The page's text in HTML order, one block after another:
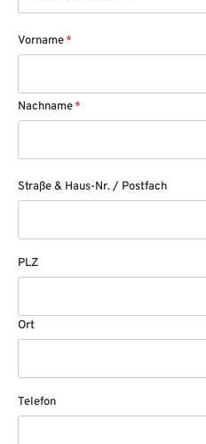
Vorname*
Nachname*
Straße & Haus-Nr. / Postfach
PLZ
Ort
Telefon